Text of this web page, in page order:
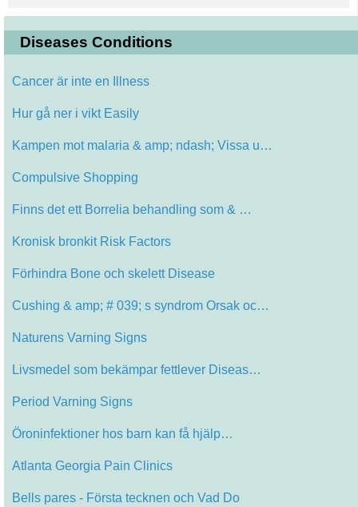
Diseases Conditions
Cancer är inte en Illness
Hur gå ner i vikt Easily
Kampen mot malaria & amp; ndash; Vissa u…
Compulsive Shopping
Finns det ett Borrelia behandling som & …
Kronisk bronkit Risk Factors
Förhindra Bone och skelett Disease
Cushing & amp; # 039; s syndrom Orsak oc…
Naturens Varning Signs
Livsmedel som bekämpar fettlever Diseas…
Period Varning Signs
Öroninfektioner hos barn kan få hjälp…
Atlanta Georgia Pain Clinics
Bells pares - Första tecknen och Vad Do